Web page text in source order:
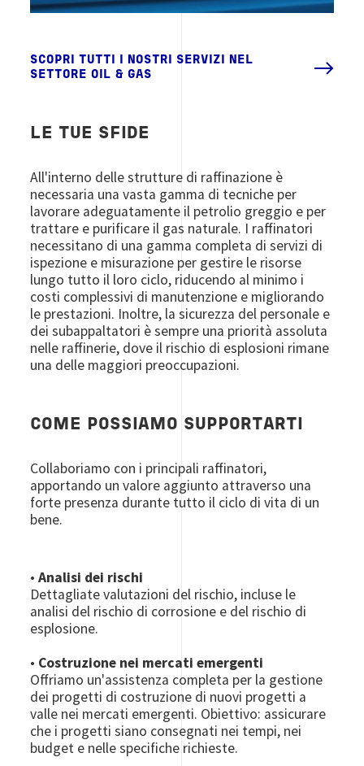
SCOPRI TUTTI I NOSTRI SERVIZI NEL
SETTORE OIL & GAS
LE TUE SFIDE
All'interno delle strutture di raffinazione è
necessaria una vasta gamma di tecniche per
lavorare adeguatamente il petrolio greggio e per
trattare e purificare il gas naturale. I raffinatori
necessitano di una gamma completa di servizi di
ispezione e misurazione per gestire le risorse
lungo tutto il loro ciclo, riducendo al minimo i
costi complessivi di manutenzione e migliorando
le prestazioni. Inoltre, la sicurezza del personale e
dei subappaltatori è sempre una priorità assoluta
nelle raffinerie, dove il rischio di esplosioni rimane
una delle maggiori preoccupazioni.
COME POSSIAMO SUPPORTARTI
Collaboriamo con i principali raffinatori,
apportando un valore aggiunto attraverso una
forte presenza durante tutto il ciclo di vita di un
bene.
•Analisi dei rischi
Dettagliate valutazioni del rischio, incluse le
analisi del rischio di corrosione e del rischio di
esplosione.
• Costruzione nei mercati emergenti
Offriamo un'assistenza completa per la gestione
dei progetti di costruzione di nuovi progetti a
valle nei mercati emergenti. Obiettivo: assicurare
che i progetti siano consegnati nei tempi, nei
budget e nelle specifiche richieste.